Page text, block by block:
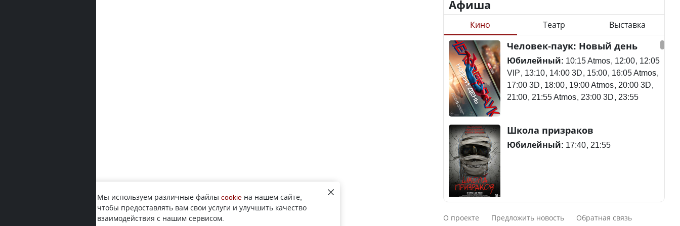
алименты, экология — о
чем говорят с
избирателями
представители партий
Министр рассказал, из
чего делают колбасу в
Казахстане
почему казахстанские
Станет ли
метапневмовирус
эпидемией, рассказали в
ВОЗ
потерпел крушение в
Южной Корее, погибли
120 человек
Актау: Путин принес
Афиша
Кино Театр Выставка
Человек-паук: Новый день
Юбилейный: 10:15 Atmos 12:00 12:05
VIP 13:10 14:00 3D 15:00 16:05 Atmos
17:00 3D 18:00 19:00 Atmos 20:00 3D
21:00 21:55 Atmos 23:00 3D 23:55
Школа призраков
Юбилейный: 17:40 21:55
Смешарики сквозь вселенные
О проекте Предложить новость Обратная связь
Мы используем различные файлы cookie на нашем сайте,
чтобы предоставлять вам свои услуги и улучшить качество
взаимодействия с нашим сервисом.